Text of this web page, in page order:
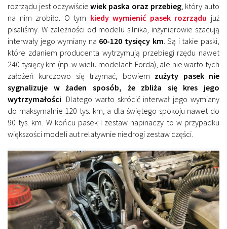
rozrządu jest oczywiściewiek paska oraz przebieg, który auto
na nim zrobiło. O tym kiedy wymienić pasek rozrządu już
pisaliśmy. W zależności od modelu silnika, inżynierowie szacują
interwały jego wymiany na 60-120 tysięcy km . Są i takie paski,
które zdaniem producenta wytrzymują przebiegi rzędu nawet
240 tysięcy km (np. w wielu modelach Forda), ale nie warto tych
założeń kurczowo się trzymać, bowiem zużyty pasek nie
sygnalizuje w żaden sposób, że zbliża się kres jego
wytrzymałości . Dlatego warto skrócić interwał jego wymiany
do maksymalnie 120 tys. km, a dla świętego spokoju nawet do
90 tys. km. W końcu pasek i zestaw napinaczy to w przypadku
większości modeli aut relatywnie niedrogi zestaw części.